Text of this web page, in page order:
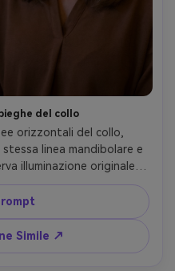
del collo
orizzontali del collo,
linea mandibolare e
illuminazione originale e
intatti collo e scollatura
Simile ↗